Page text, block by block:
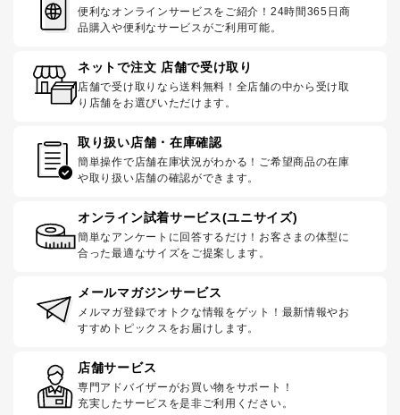
便利なオンラインサービスをご紹介！24時間365日商
品購入や便利なサービスがご利用可能。
ネットで注文 店舗で受け取り
店舗で受け取りなら送料無料！全店舗の中から受け取
り店舗をお選びいただけます。
取り扱い店舗・在庫確認
簡単操作で店舗在庫状況がわかる！ご希望商品の在庫
や取り扱い店舗の確認ができます。
オンライン試着サービス(ユニサイズ)
簡単なアンケートに回答するだけ！お客さまの体型に
合った最適なサイズをご提案します。
メールマガジンサービス
メルマガ登録でオトクな情報をゲット！最新情報やお
すすめトピックスをお届けします。
店舗サービス
専門アドバイザーがお買い物をサポート！
充実したサービスを是非ご利用ください。